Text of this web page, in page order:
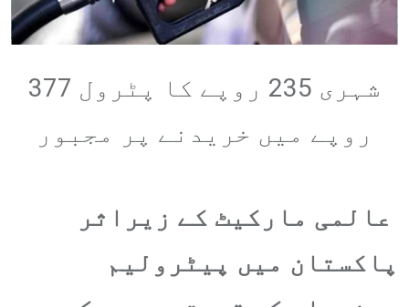
شہری 235 روپے کا پٹرول 377
روپے میں خریدنے پر مجبور
عالمی مارکیٹ کے زیراثر
پاکستان میں پیٹرولیم